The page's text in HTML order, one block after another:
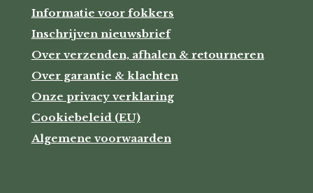
Informatie voor fokkers
Inschrijven nieuwsbrief
Over verzenden, afhalen & retourneren
Over garantie & klachten
Onze privacy verklaring
Cookiebeleid (EU)
Algemene voorwaarden